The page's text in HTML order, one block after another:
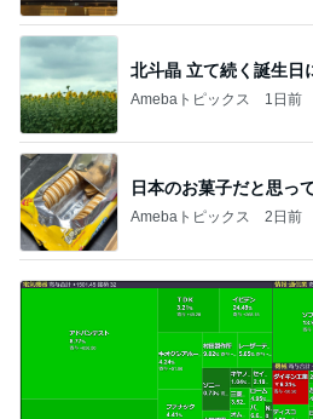
北斗晶 立て続く誕生日
Amebaトピックス 1日前
日本のお菓子だと思っ
Amebaトピックス 2日前